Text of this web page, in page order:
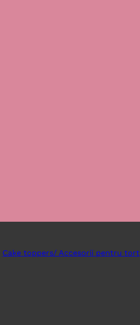
Cake toppers/ Accesorii pentru tort